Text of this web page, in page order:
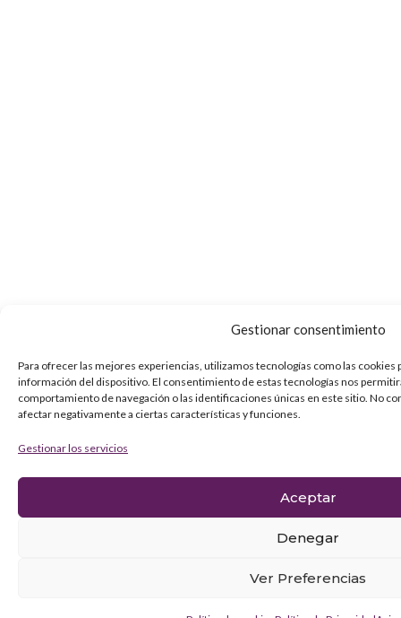
Gestionar consentimiento
Para ofrecer las mejores experiencias, utilizamos tecnologías como las cookies
información del dispositivo. El consentimiento de estas tecnologías nos
comportamiento de navegación o las identificaciones únicas en este sitio. No
afectar negativamente a ciertas características y funciones.
Gestionar los servicios
Aceptar
Denegar
Ver Preferencias